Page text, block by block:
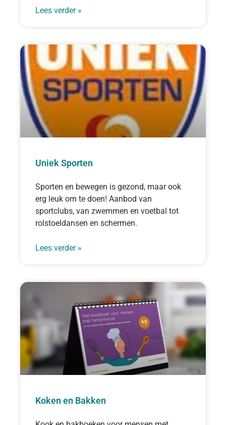
Lees verder »
Uniek Sporten
Sporten en bewegen is gezond, maar ook
erg leuk om te doen! Aanbod van
sportclubs, van zwemmen en voetbal tot
rolstoeldansen en schermen.
Lees verder »
Koken en Bakken